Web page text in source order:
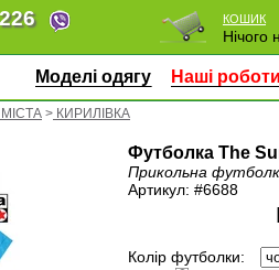
КОШИК
Нічого
Моделі одягу Наші роботи
> КИРИЛІВКА
Футболка The
Прикольна
Артикул: #6688
Колір футболки: